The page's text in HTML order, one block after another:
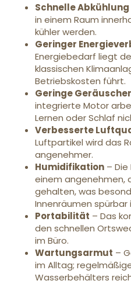
Schnelle Abkühlung
in einem Raum
kühler werden.
Geringer
Energiebedarf liegt
klassischen
Betriebskosten führt.
Geringe
integrierte Motor
Lernen oder Schlaf
Verbesserte
Luftpartikel wird das
angenehmer.
Humidifikation –
einem angenehmen,
gehalten, was
Innenräumen spürbar
Portabilität – Das
den schnellen
im Büro.
Wartungsarmut –
im Alltag;
Wasserbehälters